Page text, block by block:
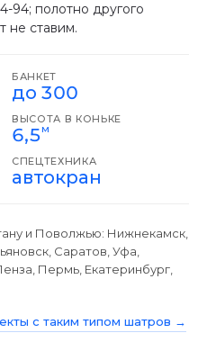
94; полотно другого
не ставим.
БАНКЕТ
до 300
ВЫСОТА В КОНЬКЕ
6,5м
СПЕЦТЕХНИКА
автокран
и Поволжью: Нижнекамск,
Саратов, Уфа,
Пермь, Екатеринбург,
с таким типом шатров →